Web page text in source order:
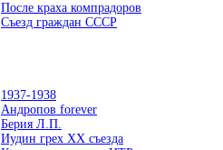
После краха компрадоров
Съезд граждан СССР
1937-1938
Андропов forever
Берия Л.П.
Иудин грех ХХ съезда